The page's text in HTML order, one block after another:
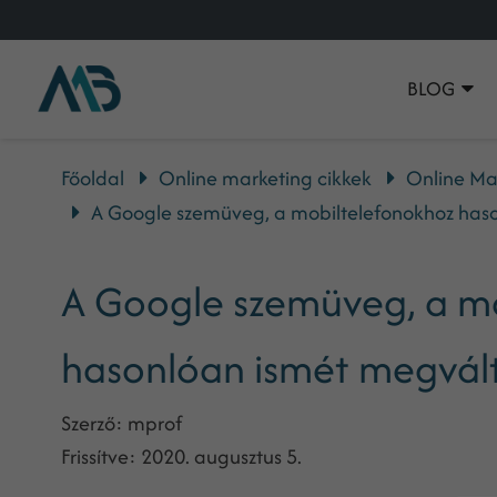
BLOG
Főoldal Online marketing cikkek
Online
A Google szemüveg, a mobiltelefonokhoz
A Google szemüveg, a
hasonlóan ismét
Szerző: mprof
Frissítve: 2020. augusztus 5.